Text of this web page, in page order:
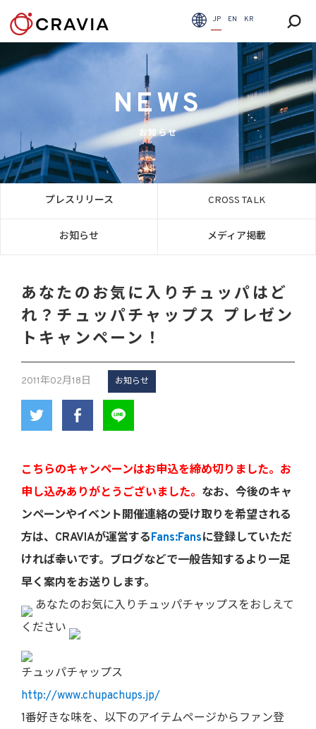
JP EN KR
NEWS
お知らせ
プレスリリース CROSS TALK
お知らせ メディア掲載
あなたのお気に入りチュッパはど
れ？チュッパチャップス プレゼン
トキャンペーン！
2011年02月18日 お知らせ
こちらのキャンペーンはお申込を締め切りました。お
申し込みありがとうございました。 なお、今後のキャ
ンペーンやイベント開催連絡の受け取りを希望される
方は、CRAVIAが運営するFans:Fansに登録していただ
ければ幸いです。ブログなどで一般告知するより一足
早く案内をお送りします。
あなたのお気に入りチュッパチャップスをおしえて
ください
チュッパチャップス
http://www.chupachups.jp/
1番好きな味を、以下のアイテムページからファン登